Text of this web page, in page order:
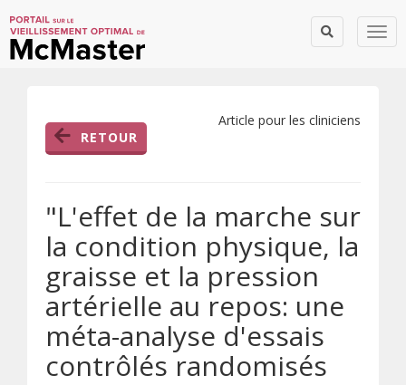
RETOUR
Article pour les cliniciens
"L'effet de la marche sur
la condition physique, la
graisse et la pression
artérielle au repos: une
méta-analyse d'essais
contrôlés randomisés